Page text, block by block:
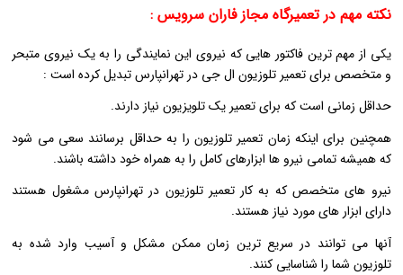
نکته مهم در تعمیرگاه مجاز فاران سرویس :
یکی از مهم ترین فاکتور هایی که نیروی این نمایندگی را به یک نیروی متبحر
و متخصص برای تعمیر تلوزیون ال جی در تهرانپارس تبدیل کرده است :
حداقل زمانی است که برای تعمیر یک تلویزیون نیاز دارند.
همچنین برای اینکه زمان تعمیر تلوزیون را به حداقل برسانند سعی می شود
که همیشه تمامی نیرو ها ابزارهای کامل را به همراه خود داشته باشند.
نیرو های متخصص که به کار تعمیر تلوزیون در تهرانپارس مشغول هستند
دارای ابزار های مورد نیاز هستند.
آنها می توانند در سریع ترین زمان ممکن مشکل و آسیب وارد شده به
تلوزیون شما را شناسایی کنند.